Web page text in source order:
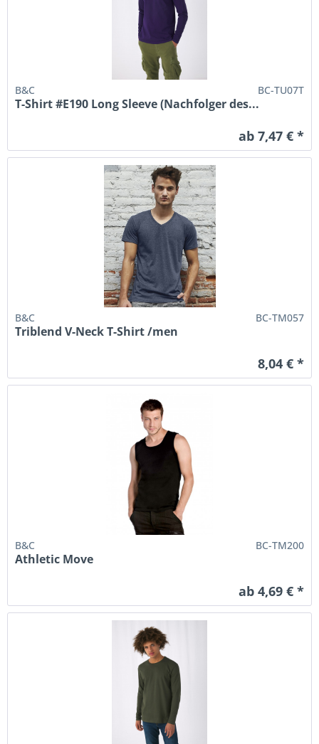
B&C BC-TU07T
T-Shirt #E190 Long Sleeve (Nachfolger des...
ab 7,47 € *
B&C BC-TM057
Triblend V-Neck T-Shirt /men
8,04 € *
B&C BC-TM200
Athletic Move
ab 4,69 € *